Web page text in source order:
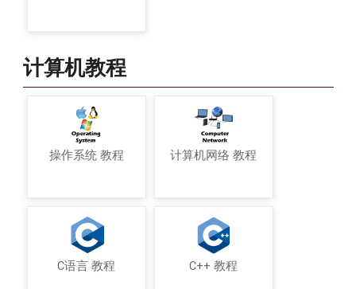
计算机教程
操作系统 教程 计算机网络 教程
C语言 教程 C++ 教程